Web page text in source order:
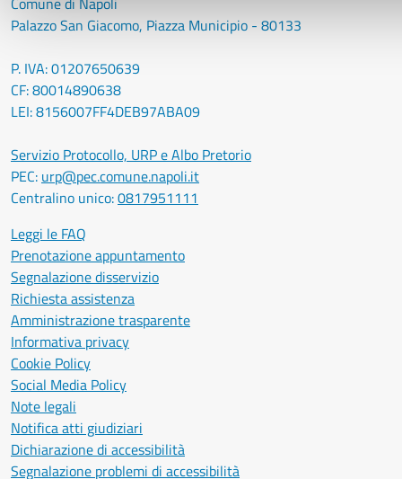
Palazzo San Giacomo, Piazza Municipio - 80133
P. IVA: 01207650639
CF: 80014890638
LEI: 8156007FF4DEB97ABA09
Servizio Protocollo, URP e Albo Pretorio
PEC: urp@pec.comune.napoli.it
Centralino unico:0817951111
Leggi le FAQ
Prenotazione appuntamento
Segnalazione disservizio
Richiesta assistenza
Amministrazione trasparente
Informativa privacy
Cookie Policy
Social Media Policy
Note legali
Notifica atti giudiziari
Dichiarazione di accessibilità
Segnalazione problemi di accessibilità